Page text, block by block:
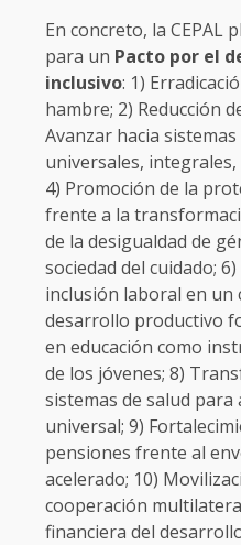
En concreto, la CEPAL
para un Pacto por el
inclusivo: 1)
hambre; 2) Reducción
Avanzar hacia
universales,
4) Promoción de la
frente a la
de la desigualdad de
sociedad del cuidado;
inclusión laboral en un
desarrollo productivo
en educación como
de los jóvenes; 8)
sistemas de salud para
universal; 9)
pensiones frente al
acelerado; 10)
cooperación
financiera del